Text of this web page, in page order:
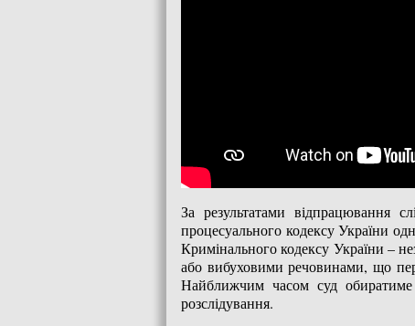
За результатами відпрацювання
процесуального кодексу України
Кримінального кодексу України –
або вибуховими речовинами, що
Найближчим часом суд обиратиме
розслідування.